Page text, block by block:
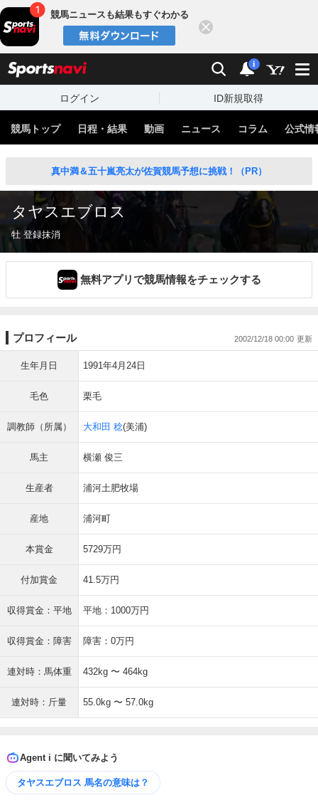
競馬ニュースも結果もすぐわかる
検索 通知
i
ログイン ID新規取得
競馬トップ 日程・結果 動画 ニュース コラム 公式情
真中満＆五十嵐亮太が佐賀競馬予想に挑戦！（PR）
タヤスエブロス
牡 登録抹消
無料アプリで競馬情報をチェックする
プロフィール 2002/12/18 00:00
生年月日 1991年4月24日
毛色 栗毛
調教師（所属） 大和田 稔(美浦)
馬主 横瀬 俊三
生産者 浦河土肥牧場
産地 浦河町
本賞金 5729万円
付加賞金 41.5万円
収得賞金：平地 平地：1000万円
収得賞金：障害 障害：0万円
連対時：馬体重 432kg 〜 464kg
連対時：斤量 55.0kg 〜 57.0kg
Agent i に聞いてみよう
タヤスエブロス 馬名の意味は？